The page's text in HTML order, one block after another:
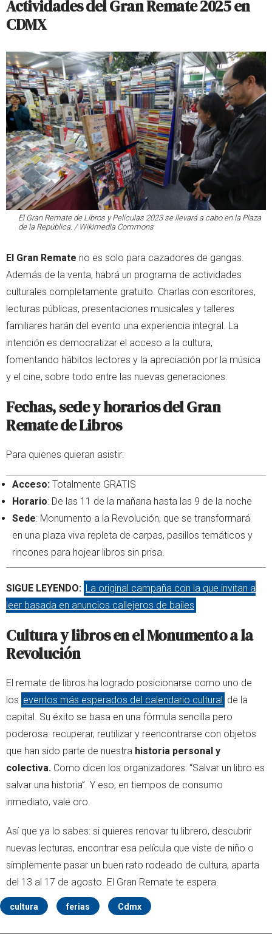
Actividades del Gran Remate 2025 en
CDMX
El Gran Remate de Libros y Películas 2023 se llevará a cabo en la Plaza
de la República. / Wikimedia Commons
El Gran Remate no es solo para cazadores de gangas.
Además de la venta, habrá un programa de actividades
culturales completamente gratuito. Charlas con escritores,
lecturas públicas, presentaciones musicales y talleres
familiares harán del evento una experiencia integral. La
intención es democratizar el acceso a la cultura,
fomentando hábitos lectores y la apreciación por la música
y el cine, sobre todo entre las nuevas generaciones.
Fechas, sede y horarios del Gran
Remate de Libros
Para quienes quieran asistir:
Acceso: Totalmente GRATIS
Horario: De las 11 de la mañana hasta las 9 de la noche
Sede: Monumento a la Revolución, que se transformará
en una plaza viva repleta de carpas, pasillos temáticos y
rincones para hojear libros sin prisa.
SIGUE LEYENDO: La original campaña con la que invitan a
leer basada en anuncios callejeros de bailes
Cultura y libros en el Monumento a la
Revolución
El remate de libros ha logrado posicionarse como uno de
los eventos más esperados del calendario cultural de la
capital. Su éxito se basa en una fórmula sencilla pero
poderosa: recuperar, reutilizar y reencontrarse con objetos
que han sido parte de nuestra historia personal y
colectiva. Como dicen los organizadores: “Salvar un libro es
salvar una historia”. Y eso, en tiempos de consumo
inmediato, vale oro.
Así que ya lo sabes: si quieres renovar tu librero, descubrir
nuevas lecturas, encontrar esa película que viste de niño o
simplemente pasar un buen rato rodeado de cultura, aparta
del 13 al 17 de agosto. El Gran Remate te espera.
cultura ferias Cdmx